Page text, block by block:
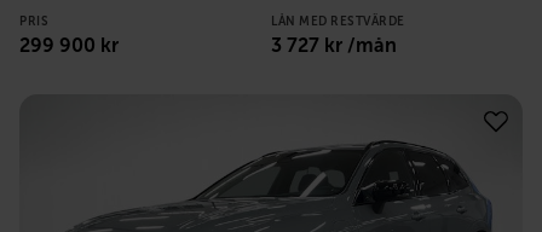
PRIS
299 900 kr
LÅN MED RESTVÄRDE
3 727 kr /mån